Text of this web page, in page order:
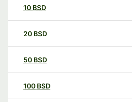
10 BSD
20 BSD
50 BSD
100 BSD